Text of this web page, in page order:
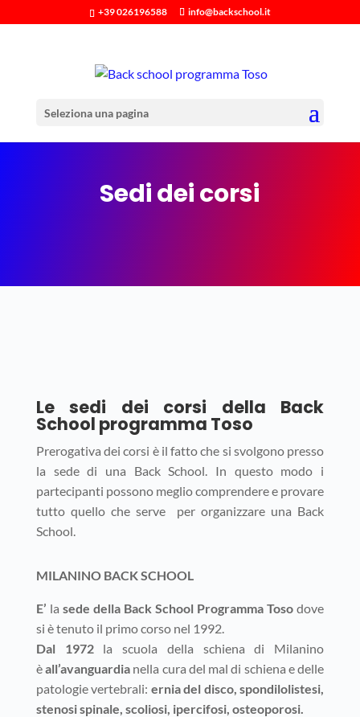
+39 026196588 info@backschool.it
Seleziona una pagina
Sedi dei corsi
Le sedi dei corsi della Back
School programma Toso
Prerogativa dei corsi è il fatto che si svolgono presso
la sede di una Back School. In questo modo i
partecipanti possono meglio comprendere e provare
tutto quello che serve per organizzare una Back
School.
MILANINO BACK SCHOOL
E’ la sede della Back School Programma Toso dove
si è tenuto il primo corso nel 1992.
Dal 1972
la scuola della schiena di Milanino
èall’avanguardia nella cura del mal di schiena e delle
patologie vertebrali: ernia del disco, spondilolistesi,
stenosi spinale, scoliosi, ipercifosi, osteoporosi.